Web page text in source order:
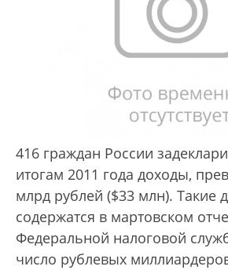
416 граждан России
итогам 2011 года доходы,
млрд рублей ($33 млн). Такие
содержатся в мартовском
Федеральной налоговой
число рублевых